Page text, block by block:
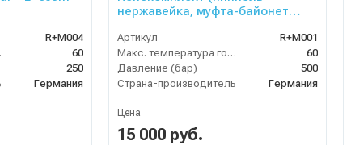
R+M004
(°C)
60
250
Германия
нержавейка, муфта-байонет
Артикул
R+M001
Макс. температура горячей воды (°C)
60
Давление (бар)
500
Страна-производитель
Германия
Цена
15 000 руб.